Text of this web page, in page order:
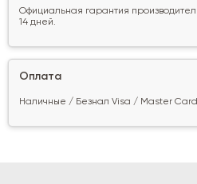
Официальная гарантия
14 дней.
Оплата
Наличные / Безнал Visa / Master Card